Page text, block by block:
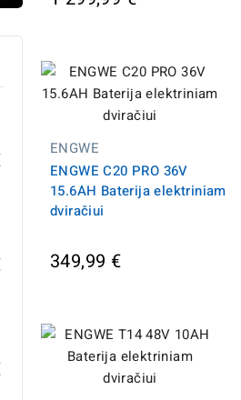
ENGWE
ENGWE C20 PRO 36V
15.6AH Baterija elektriniam
dviračiui
349,99 €